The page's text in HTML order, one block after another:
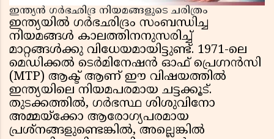
ഇന്ത്യൻ ഗർഭഛിദ്ര നിയമങ്ങളുടെ ചരിത്രം
ഇന്ത്യയിൽ ഗർഭഛിദ്രം സംബന്ധിച്ച
നിയമങ്ങൾ കാലത്തിനനുസരിച്ച്
മാറ്റങ്ങൾക്കു വിധേയമായിട്ടുണ്ട്. 1971-ലെ
മെഡിക്കൽ ടെർമിനേഷൻ ഓഫ് പ്രെഗ്നൻസി
(MTP) ആക്ട് ആണ് ഈ വിഷയത്തിൽ
ഇന്ത്യയിലെ നിയമപരമായ ചട്ടക്കൂട്.
തുടക്കത്തിൽ, ഗർഭസ്ഥ ശിശുവിനോ
അമ്മയ്ക്കോ ആരോഗ്യപരമായ
പ്രശ്നങ്ങളുണ്ടെങ്കിൽ, അല്ലെങ്കിൽ